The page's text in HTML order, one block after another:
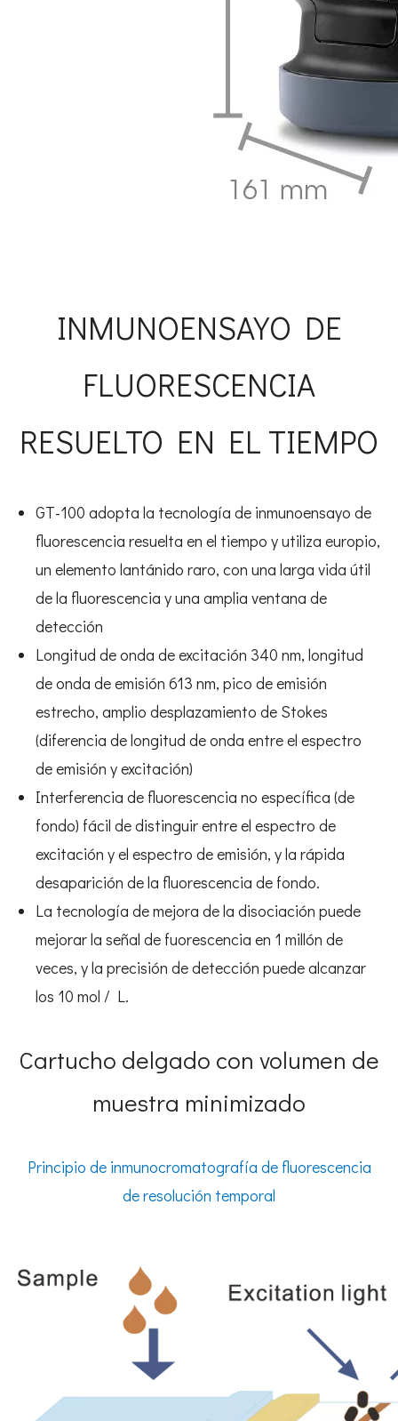
INMUNOENSAYO DE
FLUORESCENCIA
RESUELTO EN EL TIEMPO
GT-100 adopta la tecnología de inmunoensayo de
fluorescencia resuelta en el tiempo y utiliza europio,
un elemento lantánido raro, con una larga vida útil
de la fluorescencia y una amplia ventana de
detección
Longitud de onda de excitación 340 nm, longitud
de onda de emisión 613 nm, pico de emisión
estrecho, amplio desplazamiento de Stokes
(diferencia de longitud de onda entre el espectro
de emisión y excitación)
Interferencia de fluorescencia no específica (de
fondo) fácil de distinguir entre el espectro de
excitación y el espectro de emisión, y la rápida
desaparición de la fluorescencia de fondo.
La tecnología de mejora de la disociación puede
mejorar la señal de fuorescencia en 1 millón de
veces, y la precisión de detección puede alcanzar
los 10 mol / L.
Cartucho delgado con volumen de
muestra minimizado
Principio de inmunocromatografía de fluorescencia
de resolución temporal